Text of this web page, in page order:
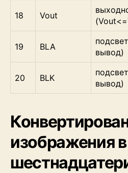
18 Vout
19 BLA
вывод)
20 BLK
вывод)
изображения в